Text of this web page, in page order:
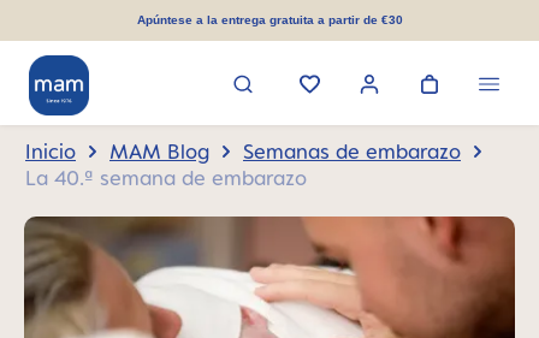
Apúntese a la entrega gratuita a partir de €30
Inicio MAM Blog
Semanas de embarazo
La 40.ª semana de embarazo